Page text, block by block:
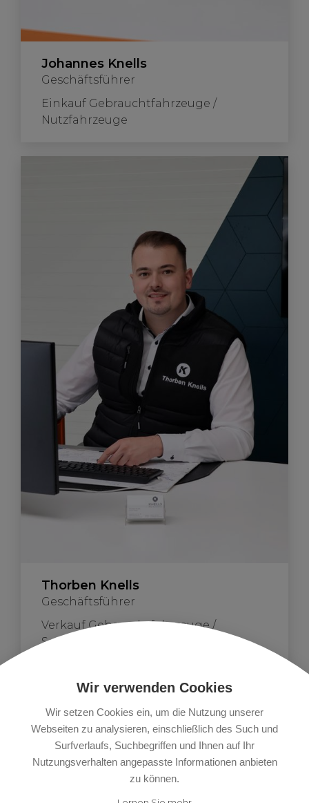
Johannes Knells
Geschäftsführer
Einkauf Gebrauchtfahrzeuge /
Nutzfahrzeuge
Thorben Knells
Geschäftsführer
Verkauf Gebrauchtfahrzeuge /
Sonderfahrzeuge
Kontaktieren Sie uns
Wir verwenden Cookies
Wir setzen Cookies ein, um die Nutzung unserer
Webseiten zu analysieren, einschließlich des Such und
Surfverlaufs, Suchbegriffen und Ihnen auf Ihr
Nutzungsverhalten angepasste Informationen anbieten
zu können.